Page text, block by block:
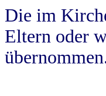
Die im
Eltern oder